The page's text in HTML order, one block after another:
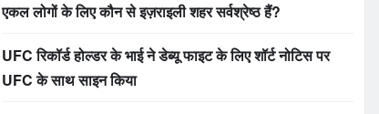
एकल लोगों के लिए कौन से इज़राइली शहर सर्वश्रेष्ठ हैं?
UFC रिकॉर्ड होल्डर के भाई ने डेब्यू फाइट के लिए शॉर्ट नोटिस पर
UFC के साथ साइन किया